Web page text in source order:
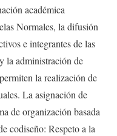
académica
Normales, la difusión
e integrantes de las
la administración de
la realización de
La asignación de
de organización basada
codiseño: Respeto a la